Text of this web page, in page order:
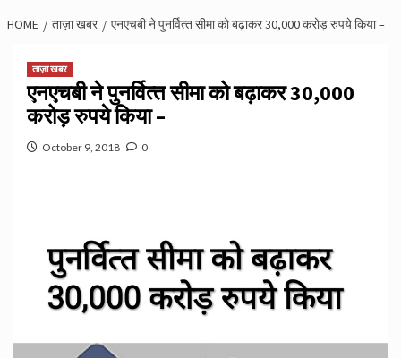
HOME ताज़ा खबर एनएचबी ने पुनर्वित्‍त सीमा को बढ़ाकर 30,000 करोड़ रुपये किया –
ताज़ा खबर
एनएचबी ने पुनर्वित्‍त सीमा को बढ़ाकर 30,000
करोड़ रुपये किया –
October 9, 2018 0